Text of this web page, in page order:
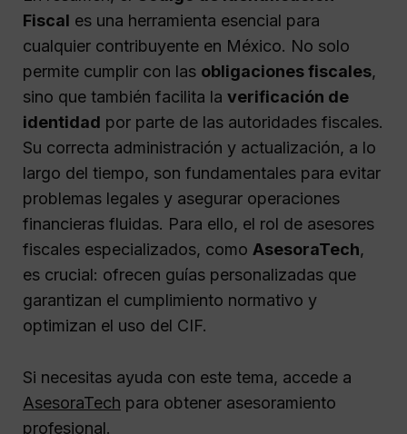
Fiscal es una herramienta esencial para
cualquier contribuyente en México. No solo
permite cumplir con las obligaciones fiscales,
sino que también facilita la verificación de
identidad por parte de las autoridades fiscales.
Su correcta administración y actualización, a lo
largo del tiempo, son fundamentales para evitar
problemas legales y asegurar operaciones
financieras fluidas. Para ello, el rol de asesores
fiscales especializados, como AsesoraTech,
es crucial: ofrecen guías personalizadas que
garantizan el cumplimiento normativo y
optimizan el uso del CIF.
Si necesitas ayuda con este tema, accede a
AsesoraTech para obtener asesoramiento
profesional.